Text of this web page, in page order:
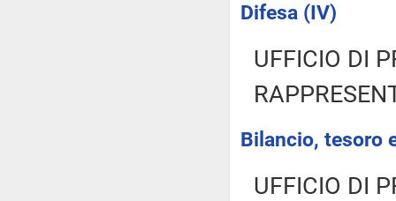
Difesa (IV)
UFFICIO DI
Bilancio, tesoro
UFFICIO DI